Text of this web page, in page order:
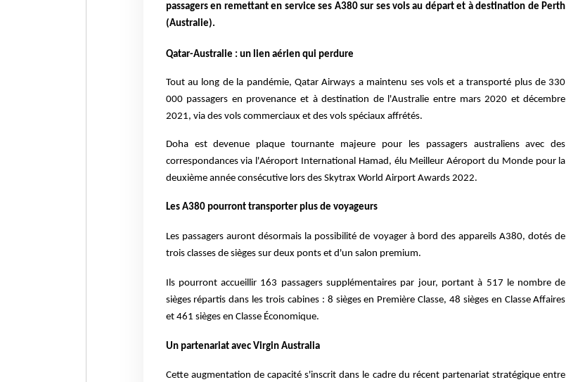
passagers en remettant en service ses A380 sur ses vols au départ et à destination de Perth
(Australie).
Qatar-Australie : un lien aérien qui perdure
Tout au long de la pandémie, Qatar Airways a maintenu ses vols et a transporté plus de 330
000 passagers en provenance et à destination de l'Australie entre mars 2020 et décembre
2021, via des vols commerciaux et des vols spéciaux affrétés.
Doha est devenue plaque tournante majeure pour les passagers australiens avec des
correspondances via l'Aéroport International Hamad, élu Meilleur Aéroport du Monde pour la
deuxième année consécutive lors des Skytrax World Airport Awards 2022.
Les A380 pourront transporter plus de voyageurs
Les passagers auront désormais la possibilité de voyager à bord des appareils A380, dotés de
trois classes de sièges sur deux ponts et d'un salon premium.
Ils pourront accueillir 163 passagers supplémentaires par jour, portant à 517 le nombre de
sièges répartis dans les trois cabines : 8 sièges en Première Classe, 48 sièges en Classe Affaires
et 461 sièges en Classe Économique.
Un partenariat avec Virgin Australia
Cette augmentation de capacité s'inscrit dans le cadre du récent partenariat stratégique entre